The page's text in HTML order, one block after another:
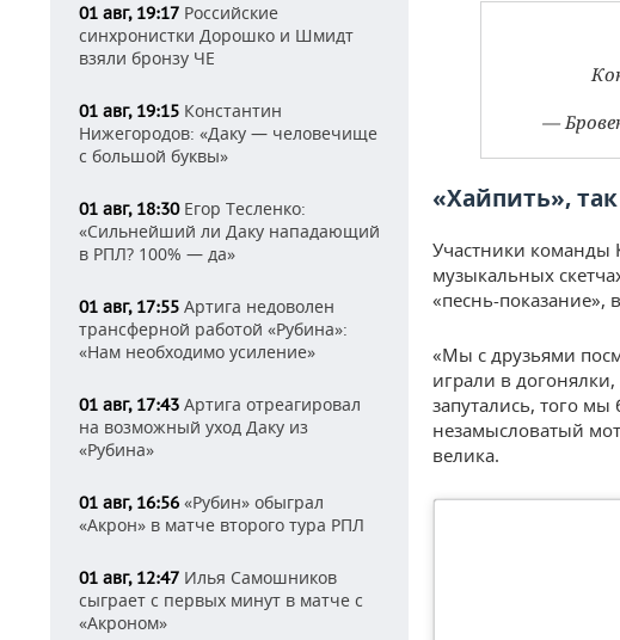
01 авг, 19:17 Российские
синхронистки Дорошко и Шмидт
взяли бронзу ЧЕ
01 авг, 19:15 Константин
Нижегородов: «Даку — человечище
с большой буквы»
01 авг, 18:30Егор Тесленко:
«Сильнейший ли Даку нападающий
в РПЛ? 100% — да»
01 авг, 17:55 Артига недоволен
трансферной работой «Рубина»:
«Нам необходимо усиление»
01 авг, 17:43 Артига отреагировал
на возможный уход Даку из
«Рубина»
01 авг, 16:56 «Рубин» обыграл
«Акрон» в матче второго тура РПЛ
01 авг, 12:47 Илья Самошников
сыграет с первых минут в матче с
«Акроном»
—
«Хайпить»,
Участники команды
музыкальных
«песнь-
«Мы с друзьями
играли в
запутались, того
незамысловатый
велика.